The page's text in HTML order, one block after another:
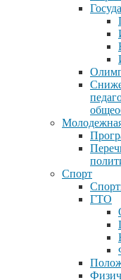
Спорт
ГТО